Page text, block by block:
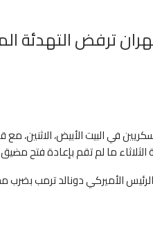
في البيت الأبيض، الاثنين، مع
ما لم تقم بإعادة فتح
الأميركي دونالد ترمب